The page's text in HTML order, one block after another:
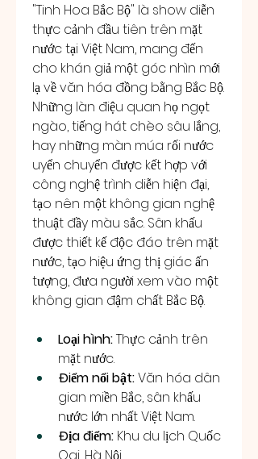
"Tinh Hoa Bắc Bộ" là show diễn
thực cảnh đầu tiên trên mặt
nước tại Việt Nam, mang đến
cho khán giả một góc nhìn mới
lạ về văn hóa đồng bằng Bắc Bộ.
Những làn điệu quan họ ngọt
ngào, tiếng hát chèo sâu lắng,
hay những màn múa rối nước
uyển chuyển được kết hợp với
công nghệ trình diễn hiện đại,
tạo nên một không gian nghệ
thuật đầy màu sắc. Sân khấu
được thiết kế độc đáo trên mặt
nước, tạo hiệu ứng thị giác ấn
tượng, đưa người xem vào một
không gian đậm chất Bắc Bộ.
Loại hình: Thực cảnh trên
mặt nước.
Điểm nổi bật: Văn hóa dân
gian miền Bắc, sân khấu
nước lớn nhất Việt Nam.
Địa điểm: Khu du lịch Quốc